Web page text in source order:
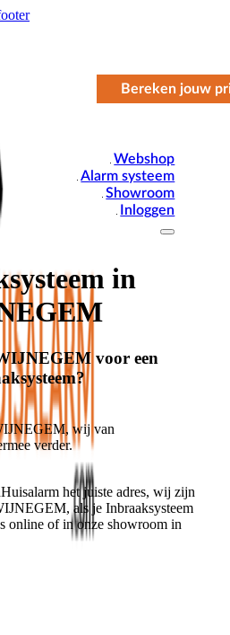
Webshop
Alarm systeem
Showroom
Inloggen
Bereken jouw
in
voor een
wij van
verder.
het juiste adres, wij zijn
als je Inbraaksysteem
online of in onze showroom in